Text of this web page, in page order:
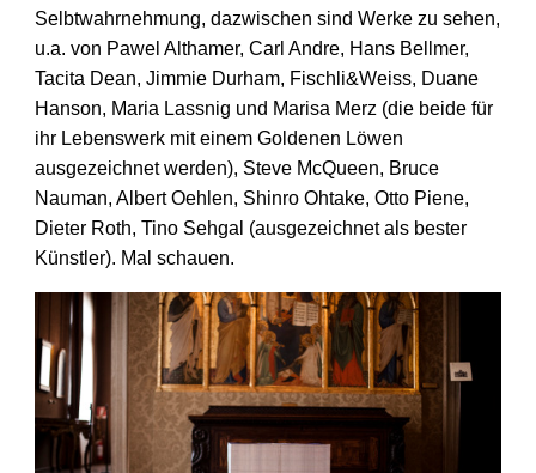
Selbtwahrnehmung, dazwischen sind Werke zu sehen,
u.a. von Pawel Althamer, Carl Andre, Hans Bellmer,
Tacita Dean, Jimmie Durham, Fischli&Weiss, Duane
Hanson, Maria Lassnig und Marisa Merz (die beide für
ihr Lebenswerk mit einem Goldenen Löwen
ausgezeichnet werden), Steve McQueen, Bruce
Nauman, Albert Oehlen, Shinro Ohtake, Otto Piene,
Dieter Roth, Tino Sehgal (ausgezeichnet als bester
Künstler). Mal schauen.